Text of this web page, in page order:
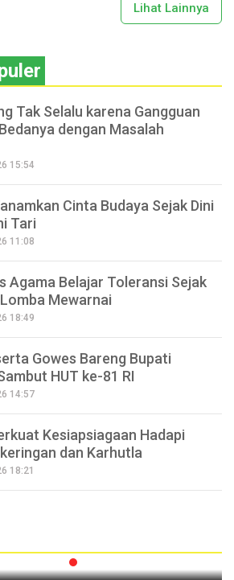
Lihat Lainnya
Tak Selalu karena Gangguan
dengan Masalah
15:54
Cinta Budaya Sejak Dini
Tari
11:08
Agama Belajar Toleransi Sejak
Mewarnai
18:49
Gowes Bareng Bupati
HUT ke-81 RI
14:57
Kesiapsiagaan Hadapi
dan Karhutla
18:21
Abad Perhelatan Festival
XXV Kobarkan Semangat